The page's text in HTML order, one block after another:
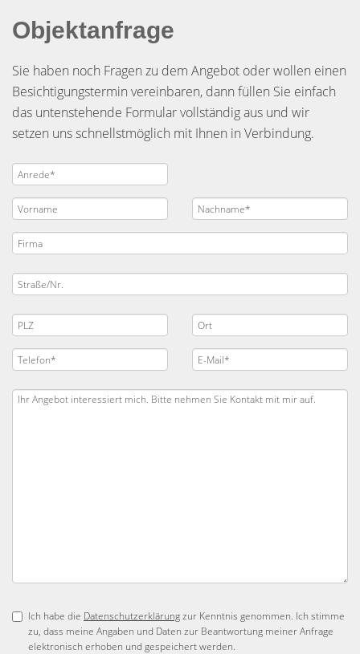
Objektanfrage
Sie haben noch Fragen zu dem Angebot oder wollen einen
Besichtigungstermin vereinbaren, dann füllen Sie einfach
das untenstehende Formular vollständig aus und wir
setzen uns schnellstmöglich mit Ihnen in Verbindung.
Ich habe die Datenschutzerklärungzur Kenntnis genommen. Ich stimme
zu, dass meine Angaben und Daten zur Beantwortung meiner Anfrage
elektronisch erhoben und gespeichert werden.